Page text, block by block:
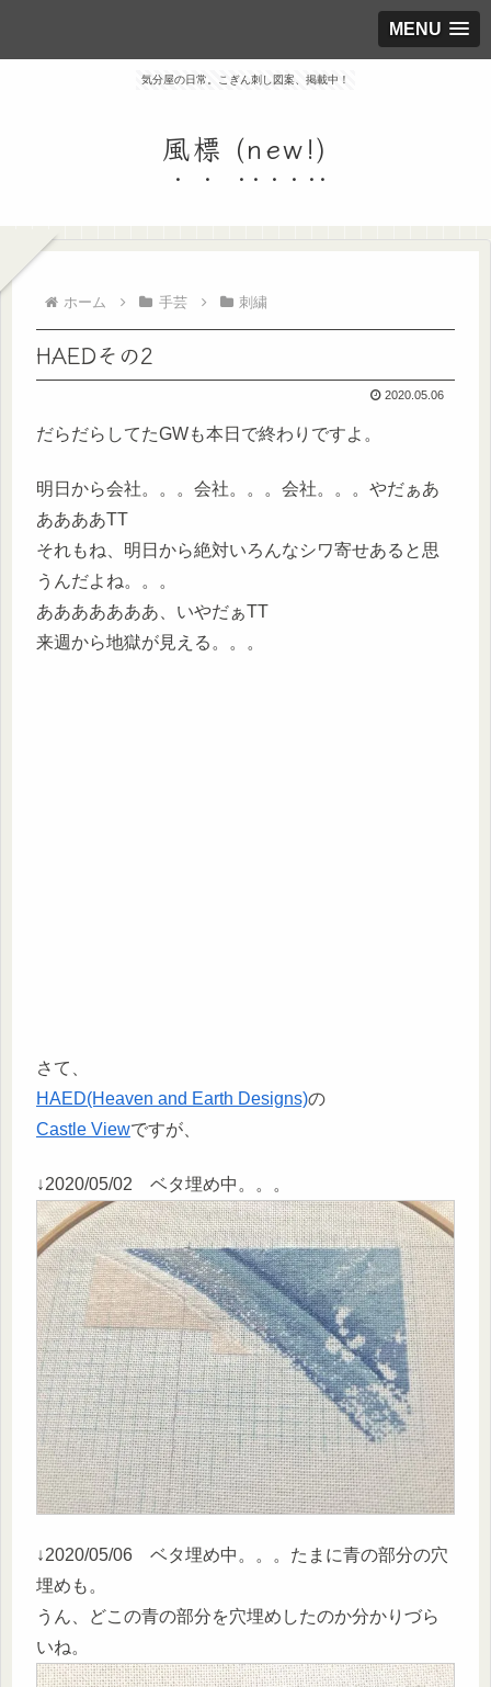
MENU
気分屋の日常。こぎん刺し図案、掲載中！
風標 (new!)
ホーム 手芸 刺繍
HAEDその2
2020.05.06
だらだらしてたGWも本日で終わりですよ。
明日から会社。。。会社。。。会社。。。やだぁあ
ああああTT
それもね、明日から絶対いろんなシワ寄せあると思
うんだよね。。。
あああああああ、いやだぁTT
来週から地獄が見える。。。
さて、
HAED(Heaven and Earth Designs)の
Castle Viewですが、
↓2020/05/02 ベタ埋め中。。。
↓2020/05/06 ベタ埋め中。。。たまに青の部分の穴
埋めも。
うん、どこの青の部分を穴埋めしたのか分かりづら
いね。